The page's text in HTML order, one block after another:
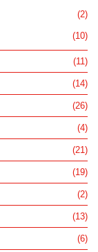
(2)
(10)
(11)
(14)
(26)
(4)
(21)
(19)
(2)
(13)
(6)